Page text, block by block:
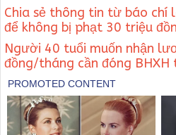
Chia sẻ thông tin từ báo chí
để không bị phạt 30 triệu
Người 40 tuổi muốn nhận
đồng/tháng cần đóng BHXH